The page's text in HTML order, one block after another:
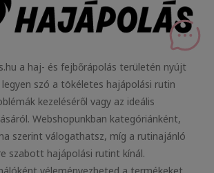
a haj- és fejbőrápolás területén nyújt
szó a tökéletes hajápolási rutin
kezeléséről vagy az ideális
Webshopunkban kategóriánként,
szerint válogathatsz, míg a rutinajánló
szabott hajápolási rutint kínál.